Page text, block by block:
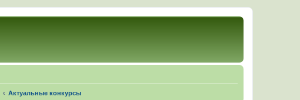
Актуальные конкурсы